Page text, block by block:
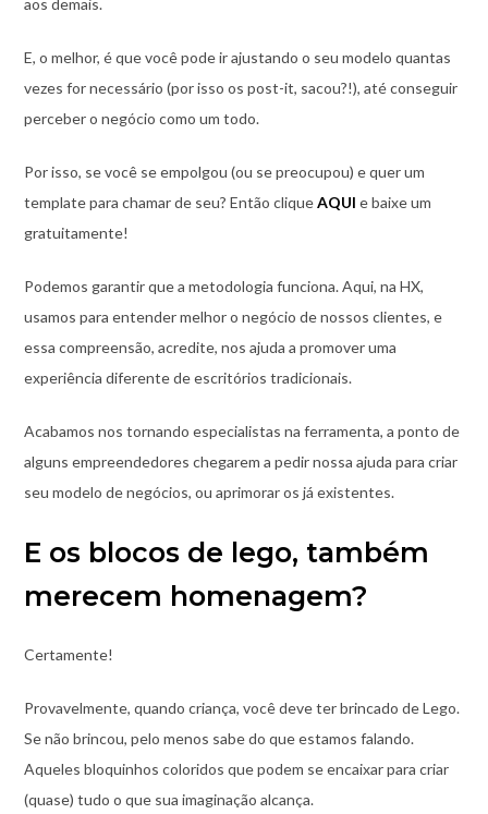
aos demais.
E, o melhor, é que você pode ir ajustando o seu modelo quantas
vezes for necessário (por isso os post-it, sacou?!), até conseguir
perceber o negócio como um todo.
Por isso, se você se empolgou (ou se preocupou) e quer um
template para chamar de seu? Então cliqueAQUI e baixe um
gratuitamente!
Podemos garantir que a metodologia funciona. Aqui, na HX,
usamos para entender melhor o negócio de nossos clientes, e
essa compreensão, acredite, nos ajuda a promover uma
experiência diferente de escritórios tradicionais.
Acabamos nos tornando especialistas na ferramenta, a ponto de
alguns empreendedores chegarem a pedir nossa ajuda para criar
seu modelo de negócios, ou aprimorar os já existentes.
E os blocos de lego, também
merecem homenagem?
Certamente!
Provavelmente, quando criança, você deve ter brincado de Lego.
Se não brincou, pelo menos sabe do que estamos falando.
Aqueles bloquinhos coloridos que podem se encaixar para criar
(quase) tudo o que sua imaginação alcança.